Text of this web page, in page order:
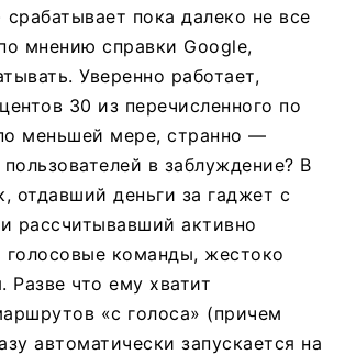
пока далеко не все
мнению справки Google,
Уверенно работает,
30 из перечисленного по
меньшей мере, странно —
в заблуждение? В
отдавший деньги за гаджет с
рассчитывавший активно
голосовые команды, жестоко
Разве что ему хватит
«с голоса» (причем
автоматически запускается на